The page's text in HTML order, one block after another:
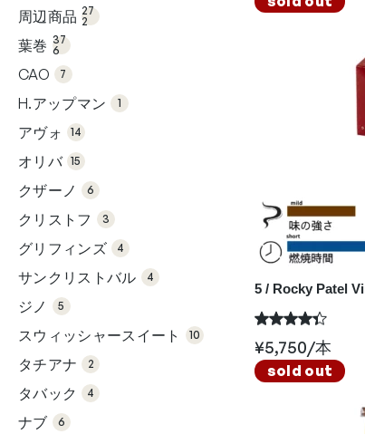
品
周辺商品 27
2
2個
の
商
葉巻 37
6
37
6個
の
商
品
CAO 7
7個
の
商
H.アップマン 1
の
商
アヴォ 14
14
個
の
商
品
オリバ 15
15
個
の
商
クザーノ 6
の
商
クリストフ 3
の
商
グリフィンズ 4
4個
の
商
サンクリストバル 4
の
商
ジノ 5
5個
の
商
スウィッシャースイート 10
個
の
商
タチアナ 2
2個
の
商
タバック 4
4個
の
商
ナブ 6
6個
の
商
5 / Rocky Patel
¥5,750/本
sold out